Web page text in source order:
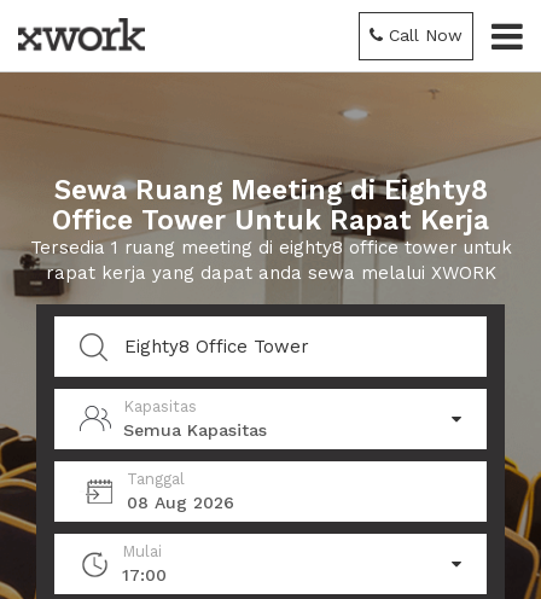
Call Now
Sewa Ruang Meeting di Eighty8
Office Tower Untuk Rapat Kerja
Tersedia 1 ruang meeting di eighty8 office tower untuk
rapat kerja yang dapat anda sewa melalui XWORK
Kapasitas
Semua Kapasitas
Tanggal
08 Aug 2026
Mulai
17:00